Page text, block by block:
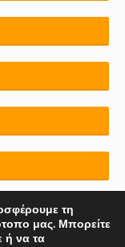
τη
μας. Μπορείτε
ή να τα